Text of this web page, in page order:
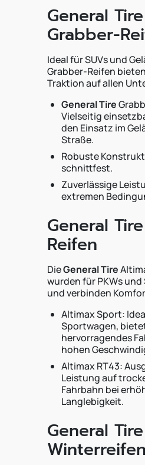
General Tire
Grabber-
Ideal für SUVs und
Grabber-Reifen
Traktion auf allen
General Tire
Vielseitig
den Einsatz im
Straße.
Robuste
schnittfest.
Zuverlässige
extremen
General
Reifen
DieGeneral Tire
wurden für PKWs
und verbinden
Altimax Sport:
Sportwagen,
hervorragendes
hohen
Altimax RT43:
Leistung auf
Fahrbahn bei
Langlebigkeit.
General Tire
Winterreifen